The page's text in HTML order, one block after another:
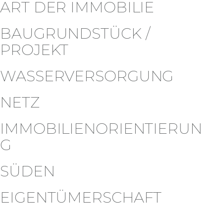
ART DER IMMOBILIE
BAUGRUNDSTÜCK /
PROJEKT
WASSERVERSORGUNG
NETZ
IMMOBILIENORIENTIERUN
G
SÜDEN
EIGENTÜMERSCHAFT